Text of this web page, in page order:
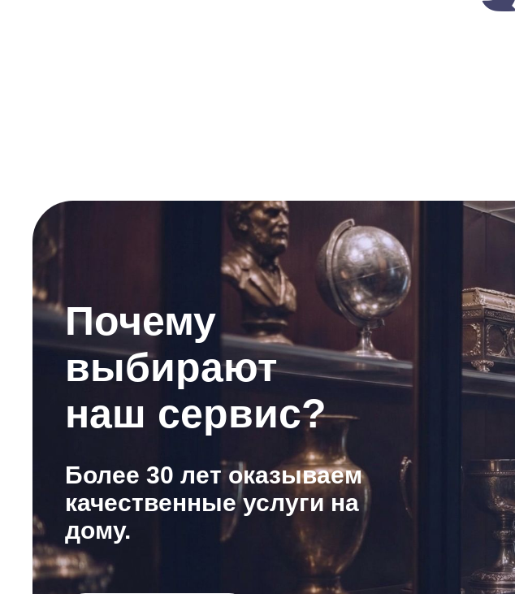
Почему
выбирают
наш сервис?
Более 30 лет оказываем
качественные услуги на
дому.